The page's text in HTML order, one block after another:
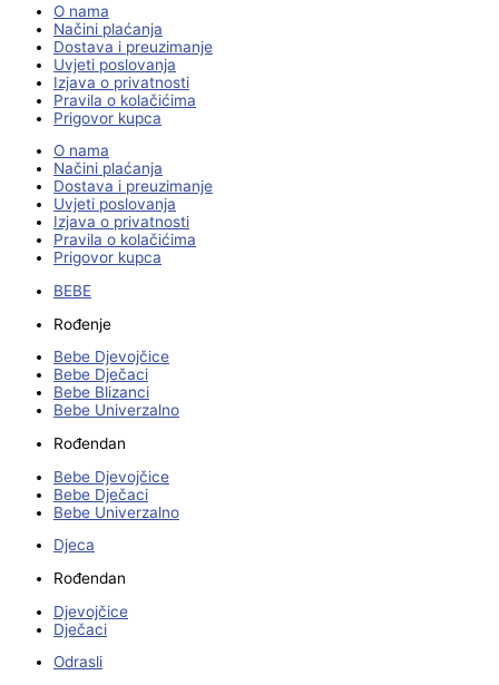
O nama
Načini plaćanja
Dostava i preuzimanje
Uvjeti poslovanja
Izjava o privatnosti
Pravila o kolačićima
Prigovor kupca
O nama
Načini plaćanja
Dostava i preuzimanje
Uvjeti poslovanja
Izjava o privatnosti
Pravila o kolačićima
Prigovor kupca
BEBE
Rođenje
Bebe Djevojčice
Bebe Dječaci
Bebe Blizanci
Bebe Univerzalno
Rođendan
Bebe Djevojčice
Bebe Dječaci
Bebe Univerzalno
Djeca
Rođendan
Djevojčice
Dječaci
Odrasli